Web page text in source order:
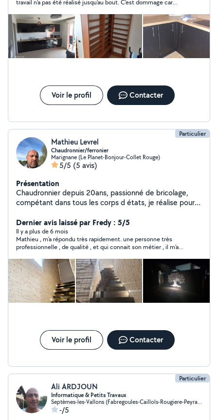
travail n'a pas été réalisé jusqu'au bout. C'est dommage car
rendre service
Voir le profil Contacter
Particulier
Mathieu Levrel
Chaudronnier/ferronier
Marignane (Le Planet-Bonjour-Collet Rouge)
5/5 (5 avis)
Présentation
Chaudronnier depuis 20ans, passionné de bricolage,
compétant dans tous les corps d états, je réalise pour
Dernier avis laissé par Fredy : 5/5
Il y a plus de 6 mois
Mathieu , m'a répondu très rapidement. une personne très
professionnelle , de qualité , et qui connait son métier , il m'a
cent . vous pouvez compter sur lui , Sans problème.
Voir le profil Contacter
Particulier
Ali ARDJOUN
Informatique & Petits Travaux
Septèmes-les-Vallons (Fabregoules-Caillols-Rougiere-Peyrards)
-/5